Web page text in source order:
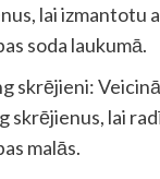
lai izmantotu
soda laukumā.
skrējieni:
skrējienus, lai
malās.